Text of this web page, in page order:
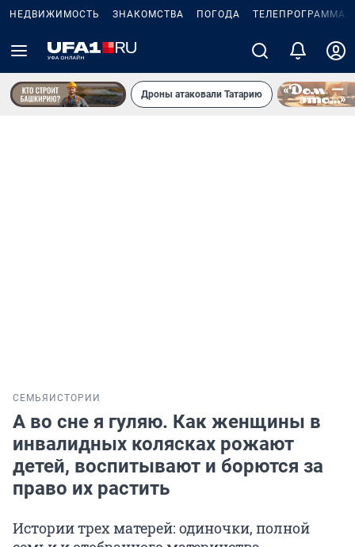
НЕДВИЖИМОСТЬ ЗНАКОМСТВА ПОГОДА ТЕЛЕПРОГРАММА
Дроны атаковали Татарию
СЕМЬЯ ИСТОРИИ
А во сне я гуляю. Как женщины в
инвалидных колясках рожают
детей, воспитывают и борются за
право их растить
Истории трех матерей: одиночки, полной